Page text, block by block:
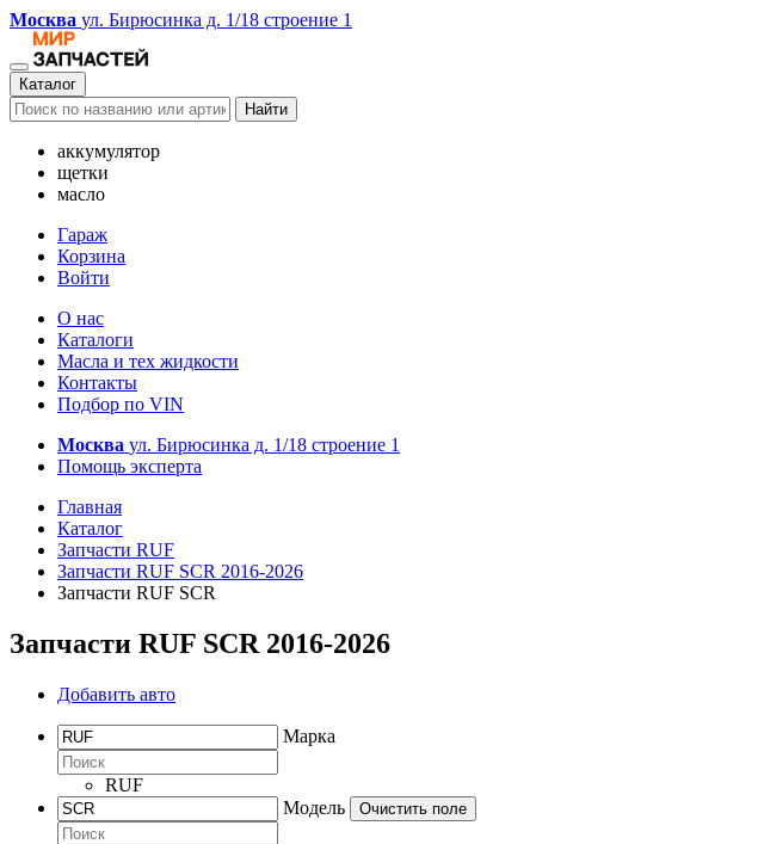
Москва ул. Бирюсинка д. 1/18 строение 1
Каталог
Найти
аккумулятор
щетки
масло
Гараж
Корзина
Войти
О нас
Каталоги
Масла и тех жидкости
Контакты
Подбор по VIN
Москва ул. Бирюсинка д. 1/18 строение 1
Помощь эксперта
Главная
Каталог
Запчасти RUF
Запчасти RUF SCR 2016-2026
Запчасти RUF SCR
Запчасти RUF SCR 2016-2026
Добавить авто
Марка
RUF
Модель
Очистить поле